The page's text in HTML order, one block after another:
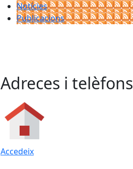
Notícies
Publicacions
Adreces i telèfons
Accedeix